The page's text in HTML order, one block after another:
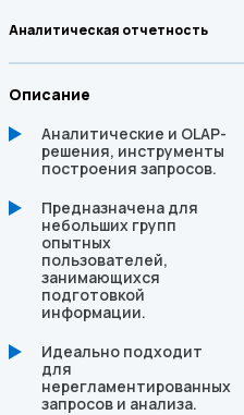
Аналитическая отчетность
Описание
Аналитические и OLAP-
решения, инструменты
построения запросов.
Предназначена для
небольших групп
опытных
пользователей,
занимающихся
подготовкой
информации.
Идеально подходит
для
нерегламентированных
запросов и анализа.